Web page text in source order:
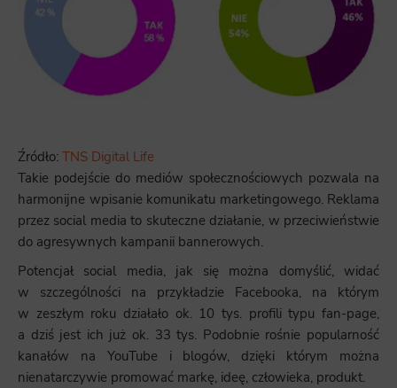
Źródło: TNS Digital Life
Takie podejście do mediów społecznościowych pozwala na
harmonijne wpisanie komunikatu marketingowego. Reklama
przez social media to skuteczne działanie, w przeciwieństwie
do agresywnych kampanii bannerowych.
Potencjał social media, jak się można domyślić, widać
w szczególności na przykładzie Facebooka, na którym
w zeszłym roku działało ok. 10 tys. profili typu fan-page,
a dziś jest ich już ok. 33 tys. Podobnie rośnie popularność
kanałów na YouTube i blogów, dzięki którym można
nienatarczywie promować markę, ideę, człowieka, produkt.